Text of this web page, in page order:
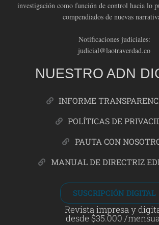
investigación como función de control hacia lo
compendiados de nuevas
Notificaciones judiciales:
judicial@laotraverdad.co
NUESTRO ADN
INFORME
POLÍTICAS DE
PAUTA CON
MANUAL DE DIRECTRIZ
SUSCRIPCIÓN DIGITAL
Revista impresa y
desde $35.000 /